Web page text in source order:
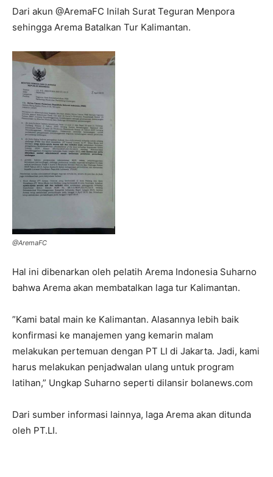
Dari akun @AremaFC Inilah Surat Teguran Menpora
sehingga Arema Batalkan Tur Kalimantan.
@AremaFC
Hal ini dibenarkan oleh pelatih Arema Indonesia Suharno
bahwa Arema akan membatalkan laga tur Kalimantan.
”Kami batal main ke Kalimantan. Alasannya lebih baik
konfirmasi ke manajemen yang kemarin malam
melakukan pertemuan dengan PT LI di Jakarta. Jadi, kami
harus melakukan penjadwalan ulang untuk program
latihan,” Ungkap Suharno seperti dilansir bolanews.com
Dari sumber informasi lainnya, laga Arema akan ditunda
oleh PT.LI.